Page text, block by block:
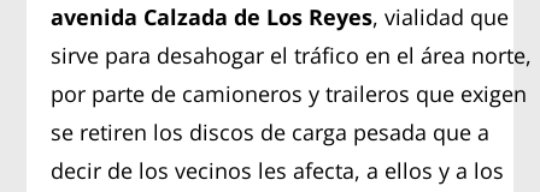
avenida Calzada de Los Reyes, vialidad que
sirve para desahogar el tráfico en el área norte,
por parte de camioneros y traileros que exigen
se retiren los discos de carga pesada que a
decir de los vecinos les afecta, a ellos y a los